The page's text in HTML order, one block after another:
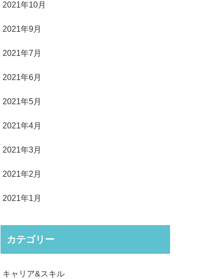
2021年10月
2021年9月
2021年7月
2021年6月
2021年5月
2021年4月
2021年3月
2021年2月
2021年1月
カテゴリー
キャリア&スキル